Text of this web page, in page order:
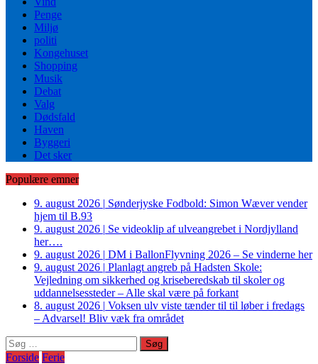
Penge
Miljø
politi
Kongehuset
Shopping
Musik
Debat
Valg
Dødsfald
Haven
Byggeri
Det sker
Populære emner
9. august 2026 | Sønderjyske Fodbold: Simon Wæver vender
hjem til B.93
9. august 2026 | Se videoklip af ulveangrebet i Nordjylland
her….
9. august 2026 | DM i BallonFlyvning 2026 – Se vinderne her
9. august 2026 | Planlagt angreb på Hadsten Skole:
Vejledning om sikkerhed og kriseberedskab til skoler og
uddannelsessteder – Alle skal være på forkant
8. august 2026 | Voksen ulv viste tænder til til løber i fredags
– Advarsel! Bliv væk fra området
Søg
efter:
Forside Ferie